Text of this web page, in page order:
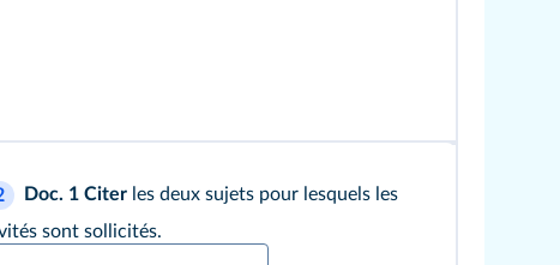
Doc. 1 Citer les deux sujets pour lesquels les
sont sollicités.